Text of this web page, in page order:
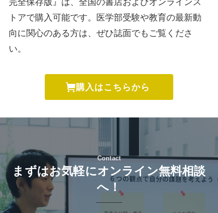
完全保存版』は、全国の書店およびオンラインス
トアで購入可能です。医学部受験や教育の最新動
向に関心のある方は、ぜひ誌面でもご覧くださ
い。
購入はこちらから
Contact
まずはお気軽にオンライン無料相談
へ！